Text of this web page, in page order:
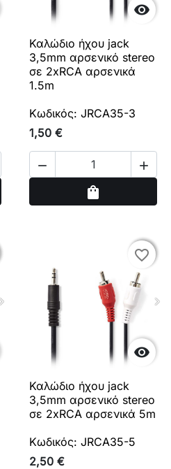

Καλώδιο ήχου jack
3,5mm αρσενικό stereo
σε 2xRCA αρσενικά
1.5m
Κωδικός: JRCA35-3
1,50 €
 
shopping_bag

favorite_border
favorite_border
Καλώδιο ήχου jack
3,5mm αρσενικό stereo
σε 2xRCA αρσενικά 5m
Κωδικός: JRCA35-5
2,50 €